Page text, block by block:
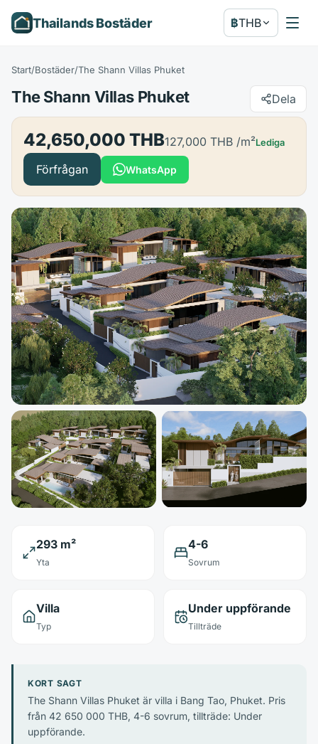
Thailands Bostäder ฿THB
Start/Bostäder/The Shann Villas Phuket
The Shann Villas Phuket Dela
42,650,000 THB127,000 THB /m²Lediga
Förfrågan WhatsApp
293 m²
Yta
4-6
Sovrum
Villa
Typ
Under uppförande
Tillträde
KORT SAGT
The Shann Villas Phuket är villa i Bang Tao, Phuket. Pris
från 42 650 000 THB, 4-6 sovrum, tillträde: Under
uppförande.